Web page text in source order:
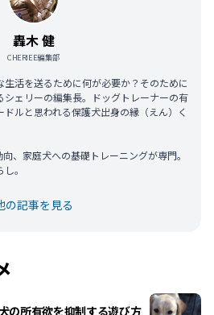
轟木 健
CHERIEE編集部
活を送るために何が必要か？そのために
シェリーの編集長。ドッグトレーナーの有
ルと思われる保護犬出身の縁（えん）く
、家庭犬への基礎トレーニングが専門。
。
の記事を見る
の所有欲を抑制する遊び方